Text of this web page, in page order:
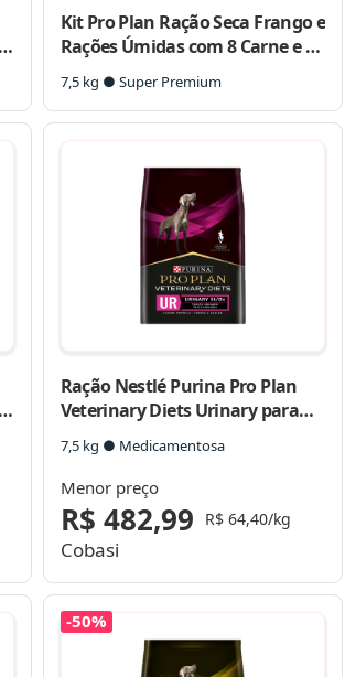
Kit Pro Plan Ração Seca Frango e
Rações Úmidas com 8 Carne e 8
Frango Cães Adultos Porte
Pequeno – 16 Sachês + 7,5 Kg
7,5 kg ● Super Premium
Ração Nestlé Purina Pro Plan
Veterinary Diets Urinary para
Cães
7,5 kg ● Medicamentosa
Menor preço
R$ 482,99 R$ 64,40/kg
Cobasi
-50%